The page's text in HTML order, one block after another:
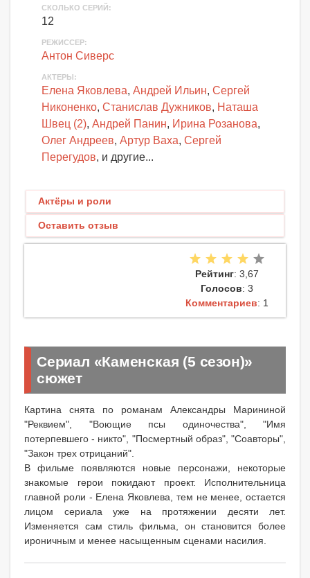
СКОЛЬКО СЕРИЙ:
12
РЕЖИССЕР:
Антон Сиверс
АКТЕРЫ:
Елена Яковлева, Андрей Ильин, Сергей
Никоненко, Станислав Дужников, Наташа
Швец (2), Андрей Панин, Ирина Розанова,
Олег Андреев, Артур Ваха, Сергей
Перегудов, и другие...
Актёры и роли
Оставить отзыв
Рейтинг: 3,67
Голосов: 3
Комментариев: 1
Сериал «Каменская (5 сезон)»
сюжет
Картина снята по романам Александры Марининой
"Реквием", "Воющие псы одиночества", "Имя
потерпевшего - никто", "Посмертный образ", "Соавторы",
"Закон трех отрицаний".
В фильме появляются новые персонажи, некоторые
знакомые герои покидают проект. Исполнительница
главной роли - Елена Яковлева, тем не менее, остается
лицом сериала уже на протяжении десяти лет.
Изменяется сам стиль фильма, он становится более
ироничным и менее насыщенным сценами насилия.